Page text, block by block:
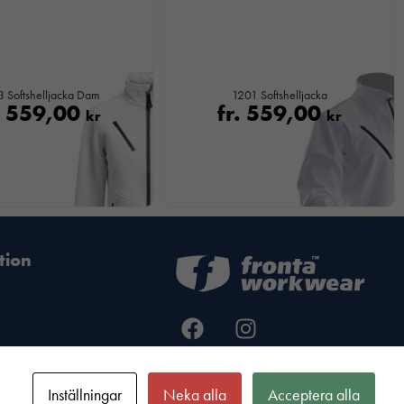
Softshelljacka Dam
559,00 kr
1201 Softshelljacka
fr. 559,00kr
Inställningar Neka alla Acceptera alla